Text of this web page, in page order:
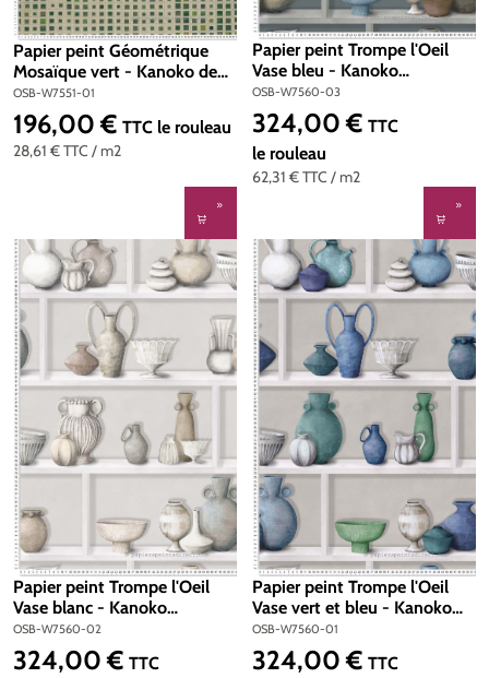
Papier peint Géométrique
Mosaïque vert - Kanoko de
Osborne & Little | Réf. OSB-
W7551-01
OSB-W7551-01
28,61 €TTC / m2
Prix régulier :
196,00 € TTC le rouleau
Papier peint Trompe l'Oeil
Vase bleu - Kanoko
d'Osborne & Little | Réf.
OSB-W7560-03
OSB-W7560-03
62,31 €TTC / m2
Prix régulier :
324,00 € TTC
le rouleau
Papier peint Trompe l'Oeil
Vase blanc - Kanoko
d'Osborne & Little | Réf.
OSB-W7560-02
OSB-W7560-02
Prix régulier :
324,00 € TTC
Papier peint Trompe l'Oeil
Vase vert et bleu - Kanoko
d'Osborne & Little | Réf.
OSB-W7560-01
OSB-W7560-01
Prix régulier :
324,00 € TTC